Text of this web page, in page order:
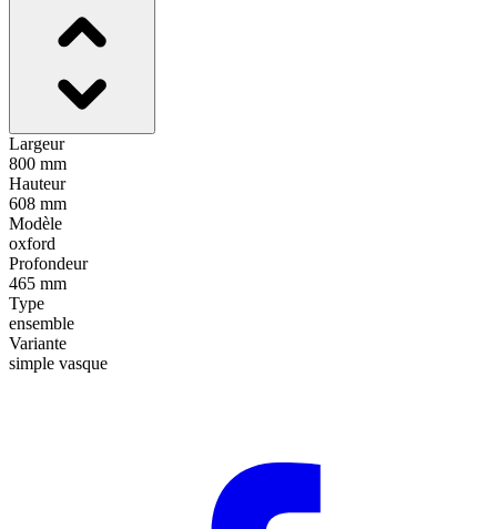
Largeur
800 mm
Hauteur
608 mm
Modèle
oxford
Profondeur
465 mm
Type
ensemble
Variante
simple vasque